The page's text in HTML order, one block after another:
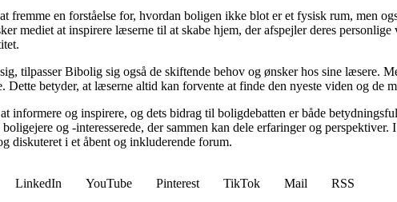
fremme en forståelse for, hvordan boligen ikke blot er et fysisk rum, men
mediet at inspirere læserne til at skabe hjem, der afspejler deres
tilpasser Bibolig sig også de skiftende behov og ønsker hos sine læsere.
Dette betyder, at læserne altid kan forvente at finde den nyeste viden og
informere og inspirere, og dets bidrag til boligdebatten er både
og -interesserede, der sammen kan dele erfaringer og
diskuteret i et åbent og inkluderende forum.
LinkedIn YouTube Pinterest TikTok Mail
RSS